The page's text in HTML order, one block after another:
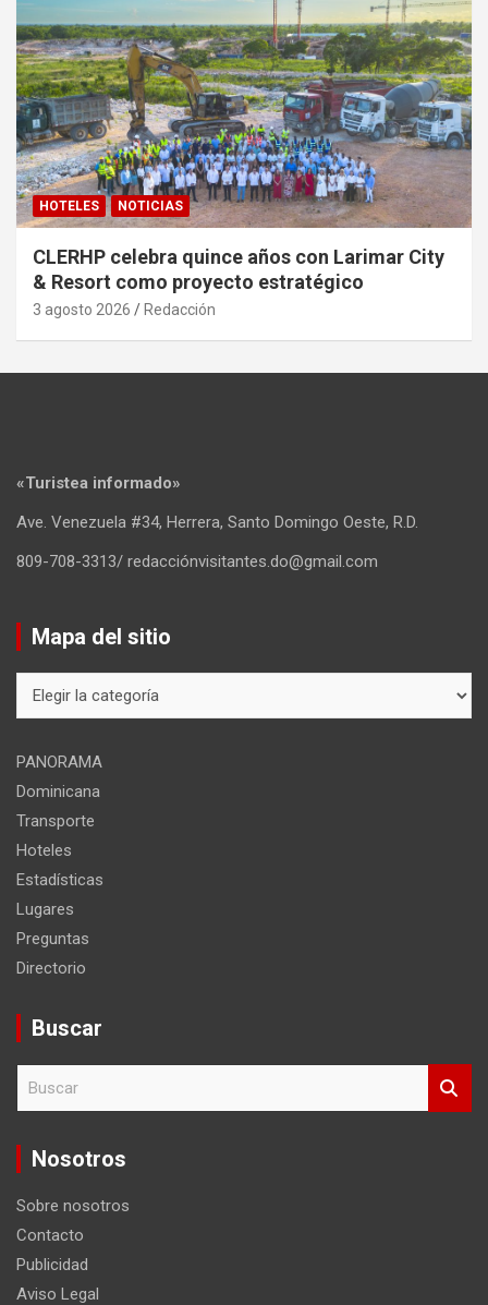
HOTELES NOTICIAS
CLERHP celebra quince años con Larimar City
& Resort como proyecto estratégico
3 agosto 2026 Redacción
«Turistea informado»
Ave. Venezuela #34, Herrera, Santo Domingo Oeste, R.D.
809-708-3313/ redacciónvisitantes.do@gmail.com
Mapa del sitio
del
PANORAMA
Dominicana
Transporte
Hoteles
Estadísticas
Lugares
Preguntas
Directorio
Buscar
c
Nosotros
Sobre nosotros
Contacto
Publicidad
Aviso Legal